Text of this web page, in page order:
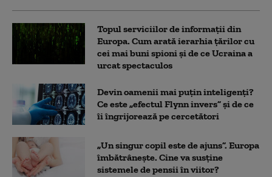
Topul serviciilor de informații din
Europa. Cum arată ierarhia țărilor cu
cei mai buni spioni și de ce Ucraina a
urcat spectaculos
Devin oamenii mai puțin inteligenți?
Ce este „efectul Flynn invers” și de ce
îi îngrijorează pe cercetători
„Un singur copil este de ajuns”. Europa
îmbătrânește. Cine va susține
sistemele de pensii în viitor?